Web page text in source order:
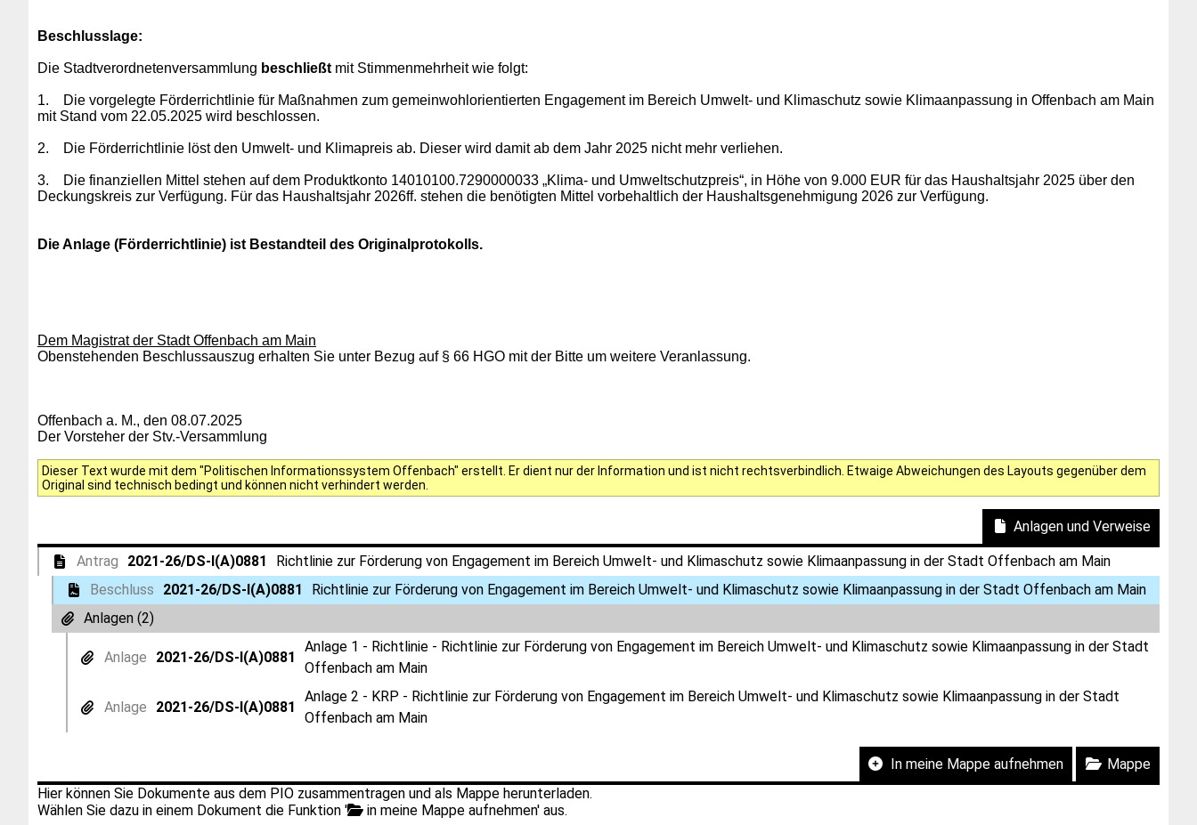
Beschlusslage:
Die Stadtverordnetenversammlung beschließt mit Stimmenmehrheit wie folgt:
1.
Die vorgelegte Förderrichtlinie für Maßnahmen zum gemeinwohlorientierten Engagement im Bereich Umwelt- und Klimaschutz sowie Klimaanpassung in Offenbach am Main
mit Stand vom 22.05.2025 wird beschlossen.
2. Die Förderrichtlinie löst den Umwelt- und Klimapreis ab. Dieser wird damit ab dem Jahr 2025 nicht mehr verliehen.
3.
Die finanziellen Mittel stehen auf dem Produktkonto 14010100.7290000033 „Klima- und Umweltschutzpreis“, in Höhe von 9.000 EUR für das Haushaltsjahr 2025 über den
Deckungskreis zur Verfügung. Für das Haushaltsjahr 2026ff. stehen die benötigten Mittel vorbehaltlich der Haushaltsgenehmigung 2026 zur Verfügung.
Die Anlage (Förderrichtlinie) ist Bestandteil des Originalprotokolls.
Dem Magistrat der Stadt Offenbach am Main
Obenstehenden Beschlussauszug erhalten Sie unter Bezug auf § 66 HGO mit der Bitte um weitere Veranlassung.
Offenbach a. M., den 08.07.2025
Der Vorsteher der Stv.-Versammlung
Dieser Text wurde mit dem "Politischen Informationssystem Offenbach" erstellt. Er dient nur der Information und ist nicht rechtsverbindlich. Etwaige Abweichungen des Layouts gegenüber dem
Original sind technisch bedingt und können nicht verhindert werden.
Anlagen und Verweise
Antrag 2021-26/DS-I(A)0881
Richtlinie zur Förderung von Engagement im Bereich Umwelt- und Klimaschutz sowie Klimaanpassung in der Stadt Offenbach am Main
Beschluss
2021-26/DS-I(A)0881
Richtlinie zur Förderung von Engagement im Bereich Umwelt- und Klimaschutz sowie Klimaanpassung in der Stadt Offenbach am Main
Anlagen (2)
Anlage 2021-26/DS-I(A)0881
Anlage 1 - Richtlinie - Richtlinie zur Förderung von Engagement im Bereich Umwelt- und Klimaschutz sowie Klimaanpassung in der Stadt
Offenbach am Main
Anlage 2021-26/DS-I(A)0881
Anlage 2 - KRP - Richtlinie zur Förderung von Engagement im Bereich Umwelt- und Klimaschutz sowie Klimaanpassung in der Stadt
Offenbach am Main
In meine Mappe aufnehmen
Mappe
Hier können Sie Dokumente aus dem PIO zusammentragen und als Mappe herunterladen.
Wählen Sie dazu in einem Dokument die Funktion '
in meine Mappe aufnehmen' aus.